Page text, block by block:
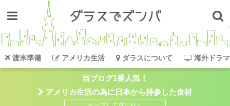
渡米準備 アメリカ生活 ダラスについて 海外ドラ
当ブログ1番人気！
アメリカ生活の為に日本から持参した食材